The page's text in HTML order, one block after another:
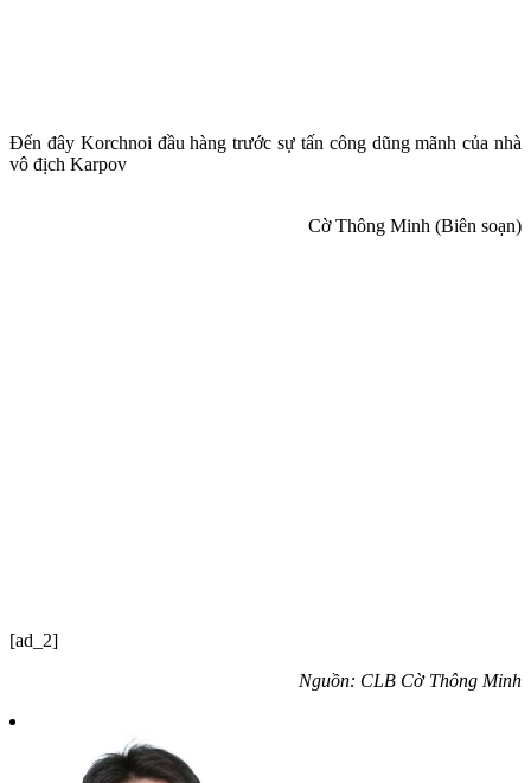
Đến đây Korchnoi đầu hàng trước sự tấn công dũng mãnh của nhà
vô địch Karpov
Cờ Thông Minh (Biên soạn)
[ad_2]
Nguồn: CLB Cờ Thông Minh